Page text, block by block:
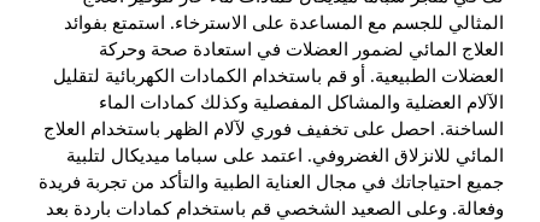
المثالي للجسم مع المساعدة على الاسترخاء. استمتع بفوائد
العلاج المائي لضمور العضلات في استعادة صحة وحركة
العضلات الطبيعية. أو قم باستخدام الكمادات الكهربائية لتقليل
الآلام العضلية والمشاكل المفصلية وكذلك كمادات الماء
الساخنة. احصل على تخفيف فوري لآلام الظهر باستخدام العلاج
المائي للانزلاق الغضروفي. اعتمد على سباما ميديكال لتلبية
جميع احتياجاتك في مجال العناية الطبية والتأكد من تجربة فريدة
وفعالة. وعلى الصعيد الشخصي قم باستخدام كمادات باردة بعد